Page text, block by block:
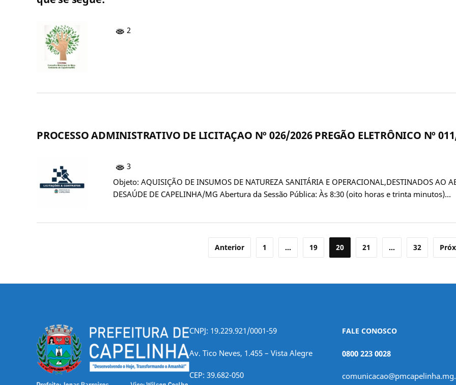
2
PROCESSO ADMINISTRATIVO DE LICITAÇAO Nº 026/2026 PREGÃO ELETRÔNICO Nº
3
Objeto: AQUISIÇÃO DE INSUMOS DE NATUREZA SANITÁRIA E OPERACIONAL,DESTINADOS AO
DESAÚDE DE CAPELINHA/MG Abertura da Sessão Pública: Às 8:30 (oito horas e trinta minutos)…
posts
Anterior 1 … 19 20 21 … 32
CNPJ: 19.229.921/0001-59
Av. Tico Neves, 1.455 – Vista Alegre
CEP: 39.682-050
FALE CONOSCO
0800 223 0028